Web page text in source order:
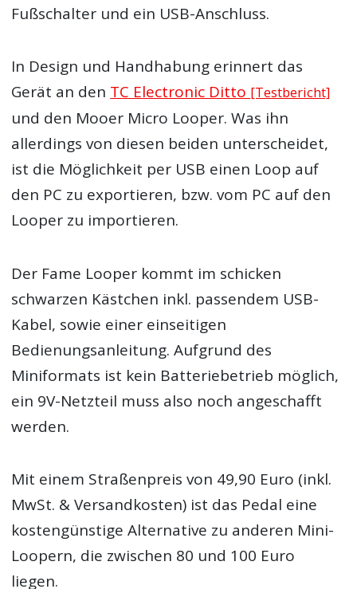
Fußschalter und ein USB-Anschluss.
In Design und Handhabung erinnert das
Gerät an den TC Electronic Ditto [Testbericht]
und den Mooer Micro Looper. Was ihn
allerdings von diesen beiden unterscheidet,
ist die Möglichkeit per USB einen Loop auf
den PC zu exportieren, bzw. vom PC auf den
Looper zu importieren.
Der Fame Looper kommt im schicken
schwarzen Kästchen inkl. passendem USB-
Kabel, sowie einer einseitigen
Bedienungsanleitung. Aufgrund des
Miniformats ist kein Batteriebetrieb möglich,
ein 9V-Netzteil muss also noch angeschafft
werden.
Mit einem Straßenpreis von 49,90 Euro (inkl.
MwSt. & Versandkosten) ist das Pedal eine
kostengünstige Alternative zu anderen Mini-
Loopern, die zwischen 80 und 100 Euro
liegen.